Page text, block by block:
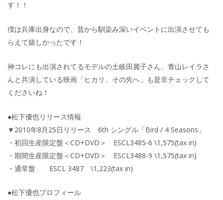
す！！
僕は兵庫出身なので、昔から馴染み深いイベントに出演させても
らえて嬉しかったです！
神コレにも出演されてるモデルの土岐田麗子さん、青山レイラさ
んと共演している映画「ヒカリ、その先へ」も是非チェックして
くださいね！
●松下優也リリース情報
▼2010年8月25日リリース 6th シングル「Bird / 4 Seasons」
・初回生産限定盤＜CD+DVD＞ ESCL3485-6 \1,575(tax in)
・期間生産限定盤＜CD+DVD＞ ESCL3488-9 \1,575(tax in)
・通常盤 ESCL 3487 \1,223(tax in)
●松下優也プロフィール